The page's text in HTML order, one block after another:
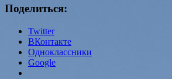
Поделиться:
Twitter
ВКонтакте
Одноклассники
Google